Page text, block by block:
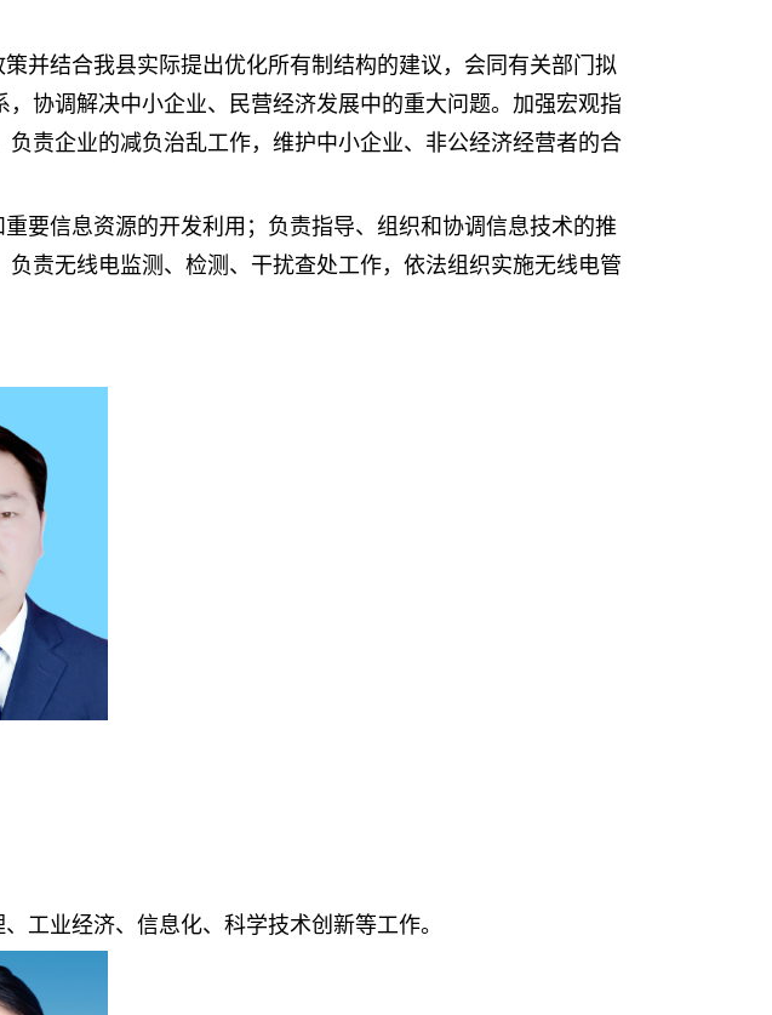
并结合我县实际提出优化所有制结构的建议，会同有关部门拟
协调解决中小企业、民营经济发展中的重大问题。加强宏观指
责企业的减负治乱工作，维护中小企业、非公经济经营者的合
要信息资源的开发利用；负责指导、组织和协调信息技术的推
责无线电监测、检测、干扰查处工作，依法组织实施无线电管
工业经济、信息化、科学技术创新等工作。